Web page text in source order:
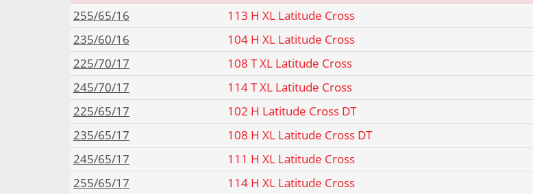
255/65/16
113 H XL Latitude Cross
235/60/16
104 H XL Latitude Cross
225/70/17
108 T XL Latitude Cross
245/70/17
114 T XL Latitude Cross
225/65/17
102 H Latitude Cross DT
235/65/17
108 H XL Latitude Cross DT
245/65/17
111 H XL Latitude Cross
255/65/17
114 H XL Latitude Cross